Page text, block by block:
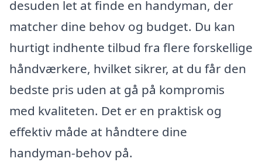
desuden let at finde en handyman, der
matcher dine behov og budget. Du kan
hurtigt indhente tilbud fra flere forskellige
håndværkere, hvilket sikrer, at du får den
bedste pris uden at gå på kompromis
med kvaliteten. Det er en praktisk og
effektiv måde at håndtere dine
handyman-behov på.